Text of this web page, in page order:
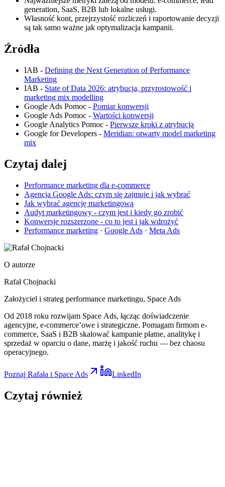
generation, SaaS, B2B lub lokalne usługi.
Własność kont, przejrzystość rozliczeń i raportowanie decyzji
są tak samo ważne jak optymalizacja kampanii.
Źródła
IAB - Defining the Next Generation of Performance
Marketing
IAB - State of Data 2026: atrybucja, przyrostowość i
marketing mix modelling
Google Ads Pomoc - Pomiar konwersji
Google Ads Pomoc - Wartości konwersji
Google Analytics Pomoc - Pierwsze kroki z atrybucją
Google for Developers - Meridian: otwarty model marketing
mix
Czytaj dalej
Performance marketing dla e-commerce
Agencja Google Ads: czym się zajmuje i jak wybrać
Jak wybrać agencję marketingową
Audyt marketingowy - czym jest i kiedy go zrobić
Konwersje rozszerzone - co to jest i jak wdrożyć
Performance marketing · Google Ads · Meta Ads
O autorze
Rafał Chojnacki
Założyciel i strateg performance marketingu, Space Ads
Od 2018 roku rozwijam Space Ads, łącząc doświadczenie
agencyjne, e-commerce’owe i strategiczne. Pomagam firmom e-
commerce, SaaS i B2B skalować kampanie płatne, analitykę i
sprzedaż w oparciu o dane, marżę i jakość ruchu — bez chaosu
operacyjnego.
Poznaj Rafała i Space Ads LinkedIn
Czytaj również